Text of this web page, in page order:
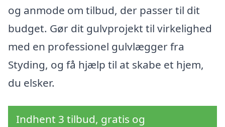
og anmode om tilbud, der passer til dit
budget. Gør dit gulvprojekt til virkelighed
med en professionel gulvlægger fra
Styding, og få hjælp til at skabe et hjem,
du elsker.
Indhent 3 tilbud, gratis og